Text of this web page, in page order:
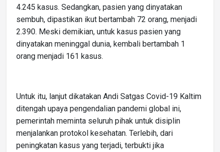
4.245 kasus. Sedangkan, pasien yang dinyatakan
sembuh, dipastikan ikut bertambah 72 orang, menjadi
2.390. Meski demikian, untuk kasus pasien yang
dinyatakan meninggal dunia, kembali bertambah 1
orang menjadi 161 kasus.
Untuk itu, lanjut dikatakan Andi Satgas Covid-19 Kaltim
ditengah upaya pengendalian pandemi global ini,
pemerintah meminta seluruh pihak untuk disiplin
menjalankan protokol kesehatan. Terlebih, dari
peningkatan kasus yang terjadi, terbukti jika